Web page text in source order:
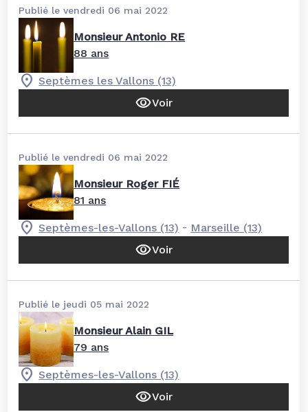
Publié le vendredi 06 mai 2022
Monsieur Antonio RE
88 ans
Septèmes les Vallons (13)
Voir
Publié le vendredi 06 mai 2022
Monsieur Roger FIÉ
81 ans
Septèmes-les-Vallons (13) - Marseille (13)
Voir
Publié le jeudi 05 mai 2022
Monsieur Alain GIL
79 ans
Septèmes-les-Vallons (13)
Voir